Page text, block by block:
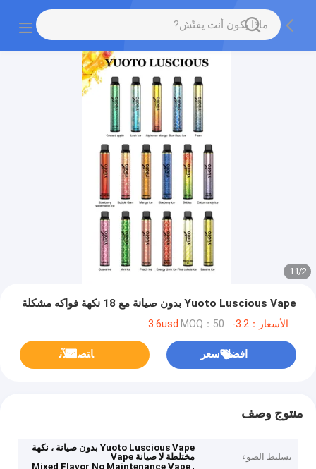
2
/
11
Yuoto Luscious Vape بدون صيانة مع 18 نكهة فواكه مشكلة
الأسعار：3.2-3.6usd MOQ：50
افضل سعر ﺎﺘﺼﻟ ﺍﻶﻧ
منتوج وصف
تسليط الضوء
Yuoto Luscious Vape بدون صيانة ، نكهة
مختلطة لا صيانة Vape
,
Mixed Flavor No Maintenance Vape